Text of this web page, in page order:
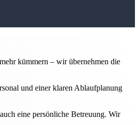
kümmern – wir übernehmen die
und einer klaren Ablaufplanung
eine persönliche Betreuung. Wir